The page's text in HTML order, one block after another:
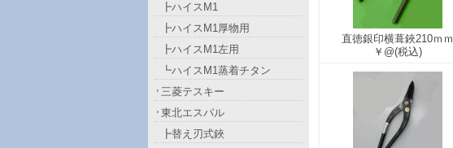
直徳銀印横葺鋏210ｍｍ
￥@(税込)
┣ハイスM1
┣ハイスM1厚物用
┣ハイスM1左用
┗ハイスM1蒸着チタン
三菱テスキー
東北エスパル
┣替え刃式鋏